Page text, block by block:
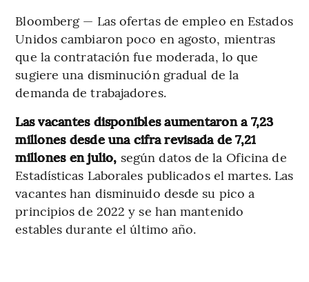
Bloomberg — Las ofertas de empleo en Estados
Unidos cambiaron poco en agosto, mientras
que la contratación fue moderada, lo que
sugiere una disminución gradual de la
demanda de trabajadores.
Las vacantes disponibles aumentaron a 7,23
millones desde una cifra revisada de 7,21
millones en julio, según datos de la Oficina de
Estadísticas Laborales publicados el martes. Las
vacantes han disminuido desde su pico a
principios de 2022 y se han mantenido
estables durante el último año.